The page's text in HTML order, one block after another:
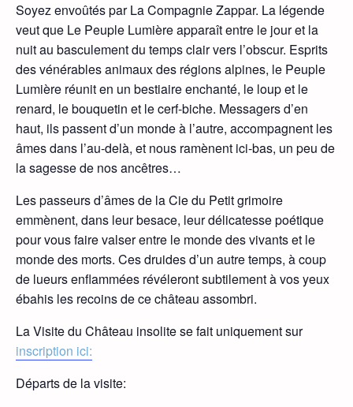
Soyez envoûtés par La Compagnie Zappar. La légende
veut que Le Peuple Lumière apparaît entre le jour et la
nuit au basculement du temps clair vers l’obscur. Esprits
des vénérables animaux des régions alpines, le Peuple
Lumière réunit en un bestiaire enchanté, le loup et le
renard, le bouquetin et le cerf-biche. Messagers d’en
haut, ils passent d’un monde à l’autre, accompagnent les
âmes dans l’au-delà, et nous ramènent ici-bas, un peu de
la sagesse de nos ancêtres…
Les passeurs d’âmes de la Cie du Petit grimoire
emmènent, dans leur besace, leur délicatesse poétique
pour vous faire valser entre le monde des vivants et le
monde des morts. Ces druides d’un autre temps, à coup
de lueurs enflammées révéleront subtilement à vos yeux
ébahis les recoins de ce château assombri.
La Visite du Château insolite se fait uniquement sur
inscription ici:
Départs de la visite: